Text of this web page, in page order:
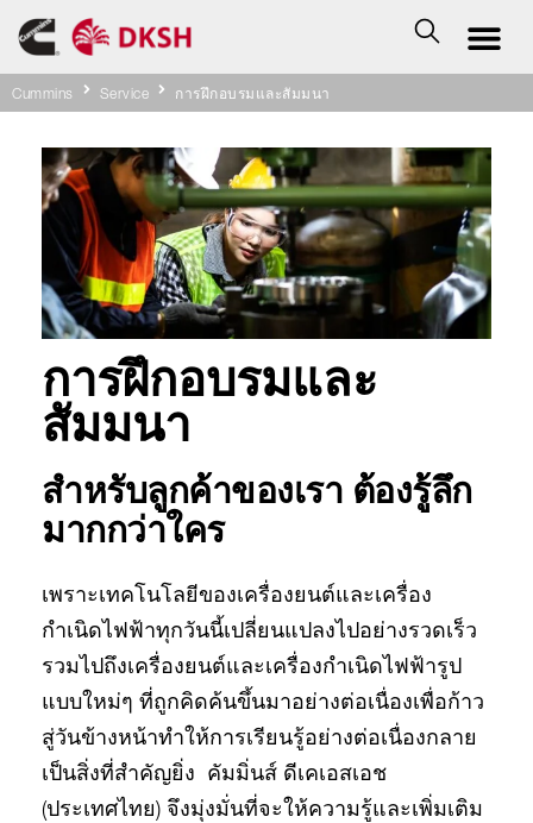
Cummins Service การฝึกอบรมและสัมมนา
การฝึกอบรมและ
สัมมนา
สำหรับลูกค้าของเรา ต้องรู้ลึก
มากกว่าใคร
เพราะเทคโนโลยีของเครื่องยนต์และเครื่อง
กำเนิดไฟฟ้าทุกวันนี้เปลี่ยนแปลงไปอย่างรวดเร็ว
รวมไปถึงเครื่องยนต์และเครื่องกำเนิดไฟฟ้ารูป
แบบใหม่ๆ ที่ถูกคิดค้นขึ้นมาอย่างต่อเนื่องเพื่อก้าว
สู่วันข้างหน้าทำให้การเรียนรู้อย่างต่อเนื่องกลาย
เป็นสิ่งที่สำคัญยิ่ง คัมมิ่นส์ ดีเคเอสเอช
(ประเทศไทย) จึงมุ่งมั่นที่จะให้ความรู้และเพิ่มเติม